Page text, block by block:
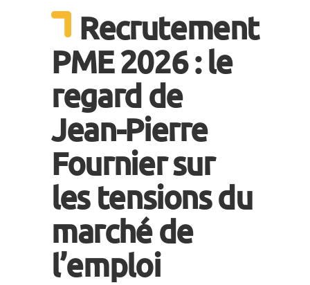
Recrutement
PME 2026 : le
regard de
Jean-Pierre
Fournier sur
les tensions du
marché de
l’emploi